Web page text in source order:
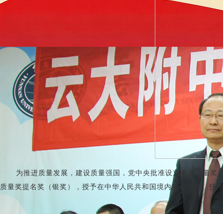
为推进质量发展，建设质量强国，党中央批准设立中国质量
质量奖提名奖（银奖），授予在中华人民共和国境内质量领先、